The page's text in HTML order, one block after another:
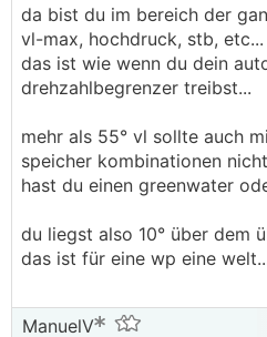
da bist du im bereich der
vl-max, hochdruck, stb, etc...
das ist wie wenn du dein
drehzahlbegrenzer treibst...
mehr als 55° vl sollte auch
speicher kombinationen
hast du einen greenwater
du liegst also 10° über dem
das ist für eine wp eine
ManuelV